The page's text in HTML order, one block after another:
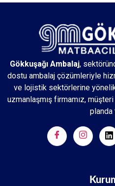
Gökkuşağı Ambalaj,
dostu ambalaj çözümleriyle
ve lojistik sektörlerine
uzmanlaşmış firmamız,
planda